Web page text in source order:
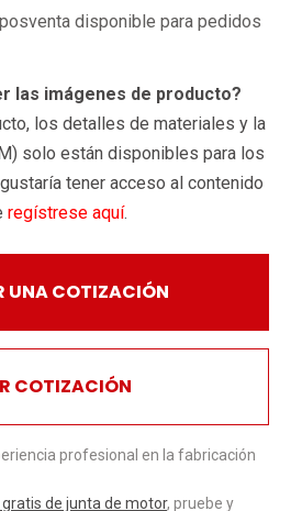
disponible para pedidos
las imágenes de producto?
los detalles de materiales y la
solo están disponibles para los
tener acceso al contenido
regístrese aquí.
UNA COTIZACIÓN
COTIZACIÓN
profesional en la fabricación
de junta de motor, pruebe y